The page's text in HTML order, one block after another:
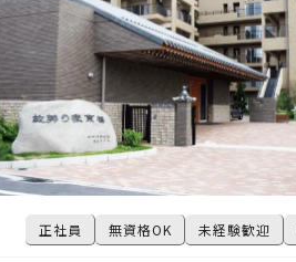
正社員 無資格OK 未経験歓迎